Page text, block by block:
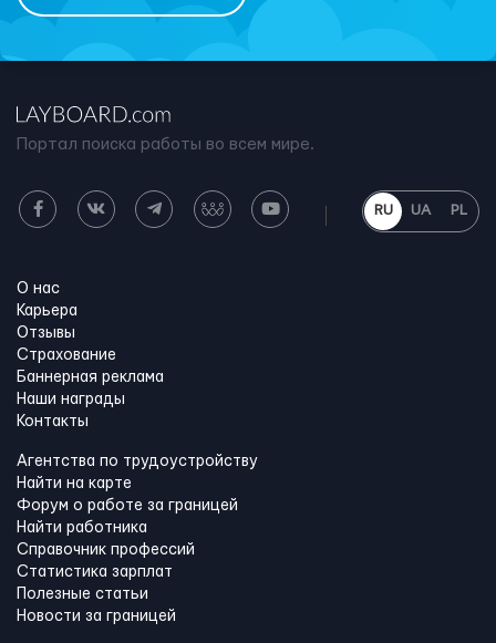
Портал поиска работы во всем мире.
RU UA PL
О нас
Карьера
Отзывы
Страхование
Баннерная реклама
Наши награды
Контакты
Агентства по трудоустройству
Найти на карте
Форум о работе за границей
Найти работника
Справочник профессий
Статистика зарплат
Полезные статьи
Новости за границей